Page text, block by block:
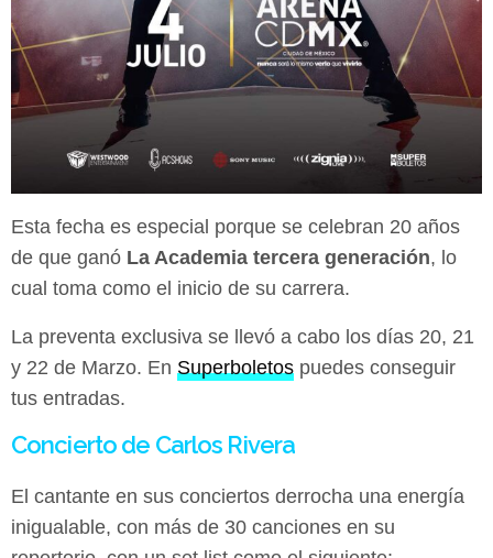
Esta fecha es especial porque se celebran 20 años
de que ganó La Academia tercera generación, lo
cual toma como el inicio de su carrera.
La preventa exclusiva se llevó a cabo los días 20, 21
y 22 de Marzo. En Superboletos puedes conseguir
tus entradas.
Concierto de Carlos Rivera
El cantante en sus conciertos derrocha una energía
inigualable, con más de 30 canciones en su